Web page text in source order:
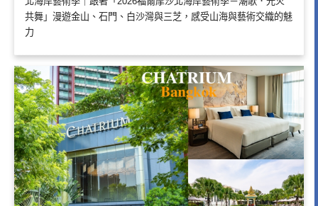
共舞」漫遊金山、石門、白沙灣與三芝，感受山海與藝術交織的魅
力